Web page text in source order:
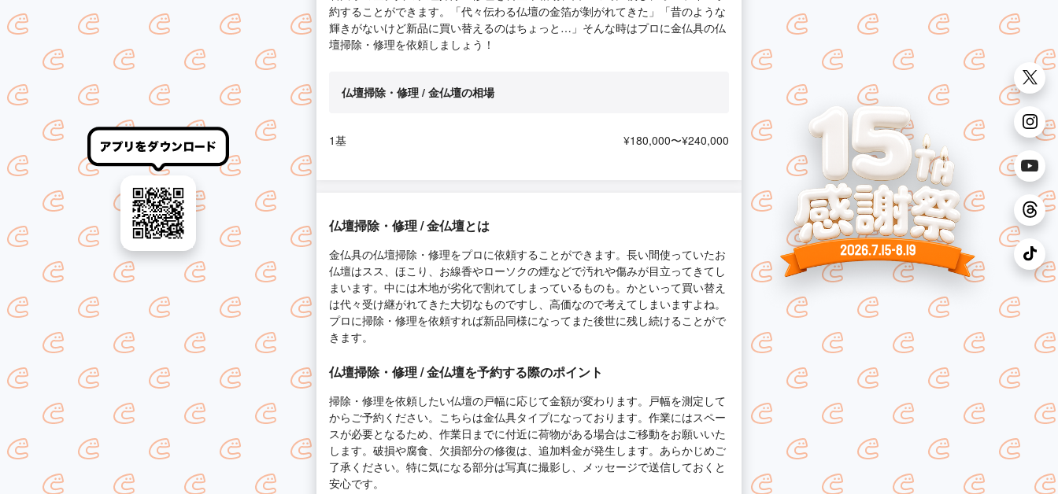
約することができます。「代々伝わる仏壇の金箔が剝がれてきた」「昔のような
輝きがないけど新品に買い替えるのはちょっと…」そんな時はプロに金仏具の仏
壇掃除・修理を依頼しましょう！
仏壇掃除・修理 / 金仏壇の相場
1基 ¥180,000〜¥240,000
仏壇掃除・修理 / 金仏壇とは
金仏具の仏壇掃除・修理をプロに依頼することができます。長い間使っていたお
仏壇はスス、ほこり、お線香やローソクの煙などで汚れや傷みが目立ってきてし
まいます。中には木地が劣化で割れてしまっているものも。かといって買い替え
は代々受け継がれてきた大切なものですし、高価なので考えてしまいますよね。
プロに掃除・修理を依頼すれば新品同様になってまた後世に残し続けることがで
きます。
仏壇掃除・修理 / 金仏壇を予約する際のポイント
掃除・修理を依頼したい仏壇の戸幅に応じて金額が変わります。戸幅を測定して
からご予約ください。こちらは金仏具タイプになっております。作業にはスペー
スが必要となるため、作業日までに付近に荷物がある場合はご移動をお願いいた
します。破損や腐食、欠損部分の修復は、追加料金が発生します。あらかじめご
了承ください。特に気になる部分は写真に撮影し、メッセージで送信しておくと
安心です。